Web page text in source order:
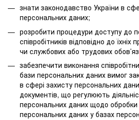
знати законодавство України в
персональних даних;
розробити процедури доступу до
співробітників відповідно до їхніх
чи службових або трудових
забезпечити виконання
бази персональних даних вимог
в сфері захисту персональних
документів, що регулюють
персональних даних щодо обробки
персональних даних у базах